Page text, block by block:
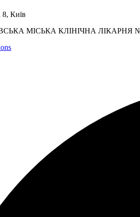
Київ
МІСЬКА КЛІНІЧНА ЛІКАРНЯ